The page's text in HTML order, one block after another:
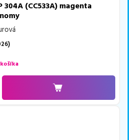
(CC533A) magenta
)